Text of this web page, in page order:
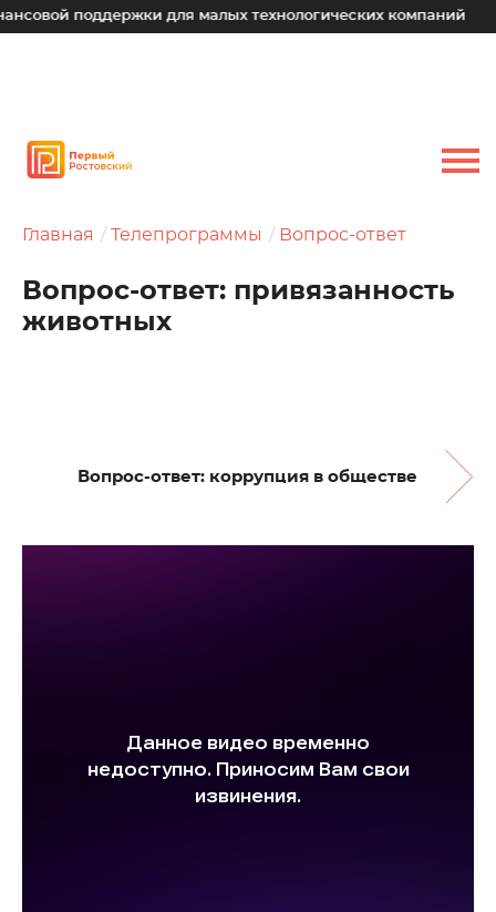
для малых технологических компаний Юрий
Главная Телепрограммы Вопрос-ответ
Вопрос-ответ: привязанность
животных
Вопрос-ответ: коррупция в обществе